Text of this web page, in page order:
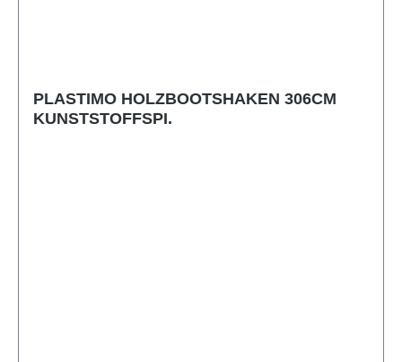
PLASTIMO HOLZBOOTSHAKEN 306CM
KUNSTSTOFFSPI.